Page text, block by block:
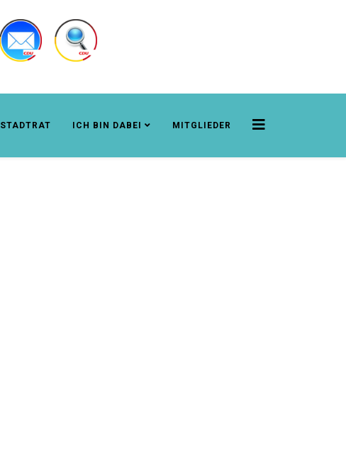
STADTRAT ICH BIN DABEI MITGLIEDER